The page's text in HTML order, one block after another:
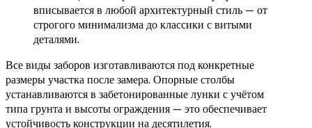
вписывается в любой архитектурный стиль — от
строгого минимализма до классики с витыми
деталями.
Все виды заборов изготавливаются под конкретные
размеры участка после замера. Опорные столбы
устанавливаются в забетонированные лунки с учётом
типа грунта и высоты ограждения — это обеспечивает
устойчивость конструкции на десятилетия.